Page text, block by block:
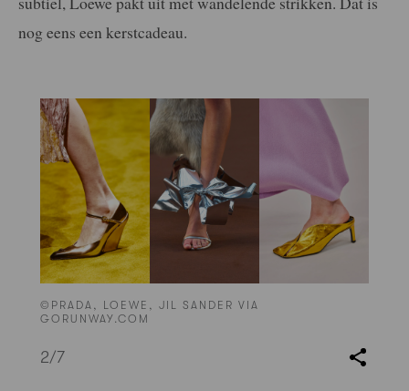
nog eens een kerstcadeau.
©PRADA, LOEWE, JIL SANDER VIA
GORUNWAY.COM
2/7